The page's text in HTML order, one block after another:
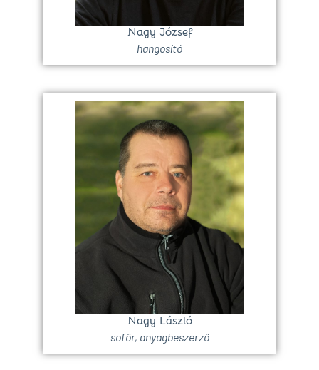
Nagy József
hangosító
Nagy László
sofőr, anyagbeszerző